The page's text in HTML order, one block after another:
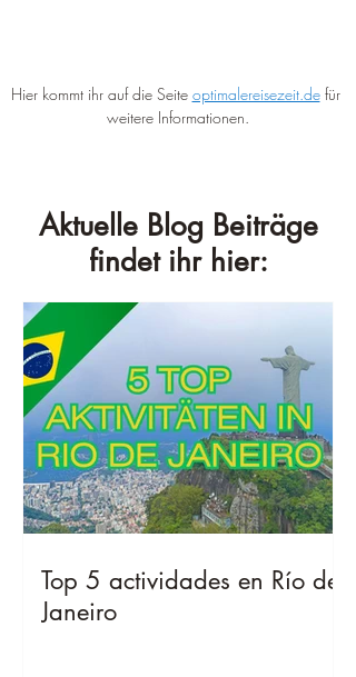
Hier kommt ihr auf die Seite optimalereisezeit.de für
weitere Informationen.
Aktuelle Blog Beiträge
findet ihr hier:
Top 5 actividades en Río de
Janeiro